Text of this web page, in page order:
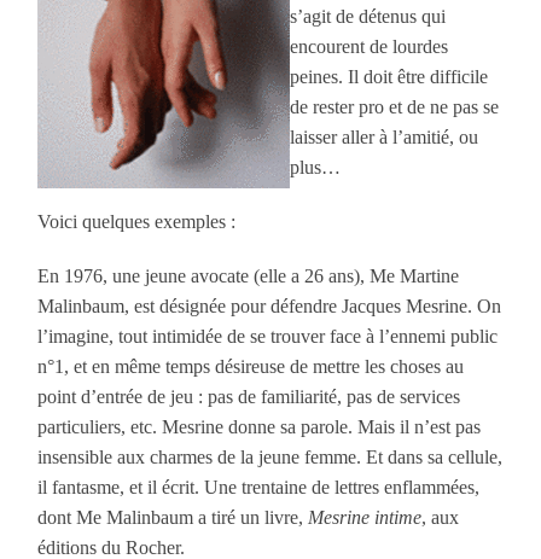
s’agit de détenus qui
encourent de lourdes
peines. Il doit être difficile
de rester pro et de ne pas se
laisser aller à l’amitié, ou
plus…
Voici quelques exemples :
En 1976, une jeune avocate (elle a 26 ans), Me Martine
Malinbaum, est désignée pour défendre Jacques Mesrine. On
l’imagine, tout intimidée de se trouver face à l’ennemi public
n°1, et en même temps désireuse de mettre les choses au
point d’entrée de jeu : pas de familiarité, pas de services
particuliers, etc. Mesrine donne sa parole. Mais il n’est pas
insensible aux charmes de la jeune femme. Et dans sa cellule,
il fantasme, et il écrit. Une trentaine de lettres enflammées,
dont Me Malinbaum a tiré un livre, Mesrine intime, aux
éditions du Rocher.